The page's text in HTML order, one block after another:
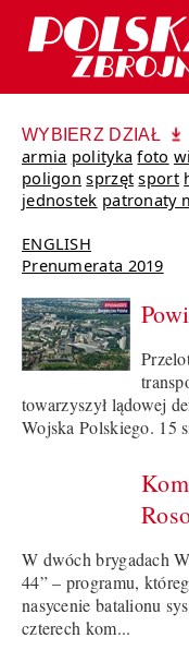
WYBIERZ DZIAŁ
armia polityka foto
poligon sprzęt sport
jednostek patronaty
ENGLISH
Prenumerata 2019
towarzyszył lądowej
Wojska Polskiego. 15
W dwóch brygadach
44” – programu,
nasycenie batalionu
czterech kom...